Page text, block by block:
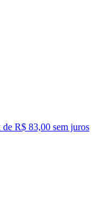
de R$ 83,00 sem juros